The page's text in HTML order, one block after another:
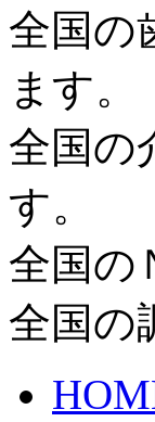
全国の
ます。
全国の
す。
全国の
全国の